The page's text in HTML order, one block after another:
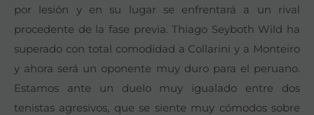
por lesión y en su lugar se enfrentará a un rival
procedente de la fase previa. Thiago Seyboth Wild ha
superado con total comodidad a Collarini y a Monteiro
y ahora será un oponente muy duro para el peruano.
Estamos ante un duelo muy igualado entre dos
tenistas agresivos, que se siente muy cómodos sobre